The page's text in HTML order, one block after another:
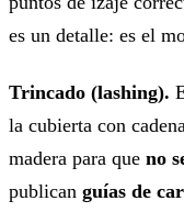
es un detalle: es el
Trincado (lashing).
la cubierta con
madera para que no
publican guías de